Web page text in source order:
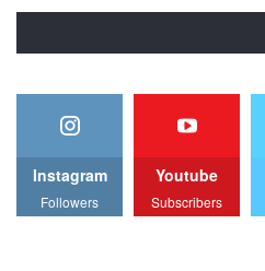
Youtube
Subscribers
Instagram
Followers